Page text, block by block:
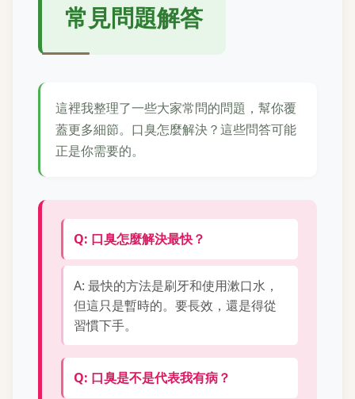
常見問題解答
這裡我整理了一些大家常問的問題，幫你覆
蓋更多細節。口臭怎麼解決？這些問答可能
正是你需要的。
Q: 口臭怎麼解決最快？
A: 最快的方法是刷牙和使用漱口水，
但這只是暫時的。要長效，還是得從
習慣下手。
Q: 口臭是不是代表我有病？